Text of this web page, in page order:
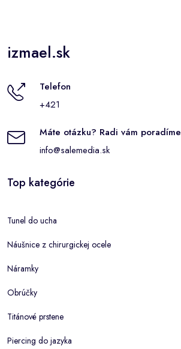
izmael.sk
Telefon
+421
Máte otázku? Radi vám poradíme
info@salemedia.sk
Top kategórie
Tunel do ucha
Náušnice z chirurgickej ocele
Náramky
Obrúčky
Titánové prstene
Piercing do jazyka